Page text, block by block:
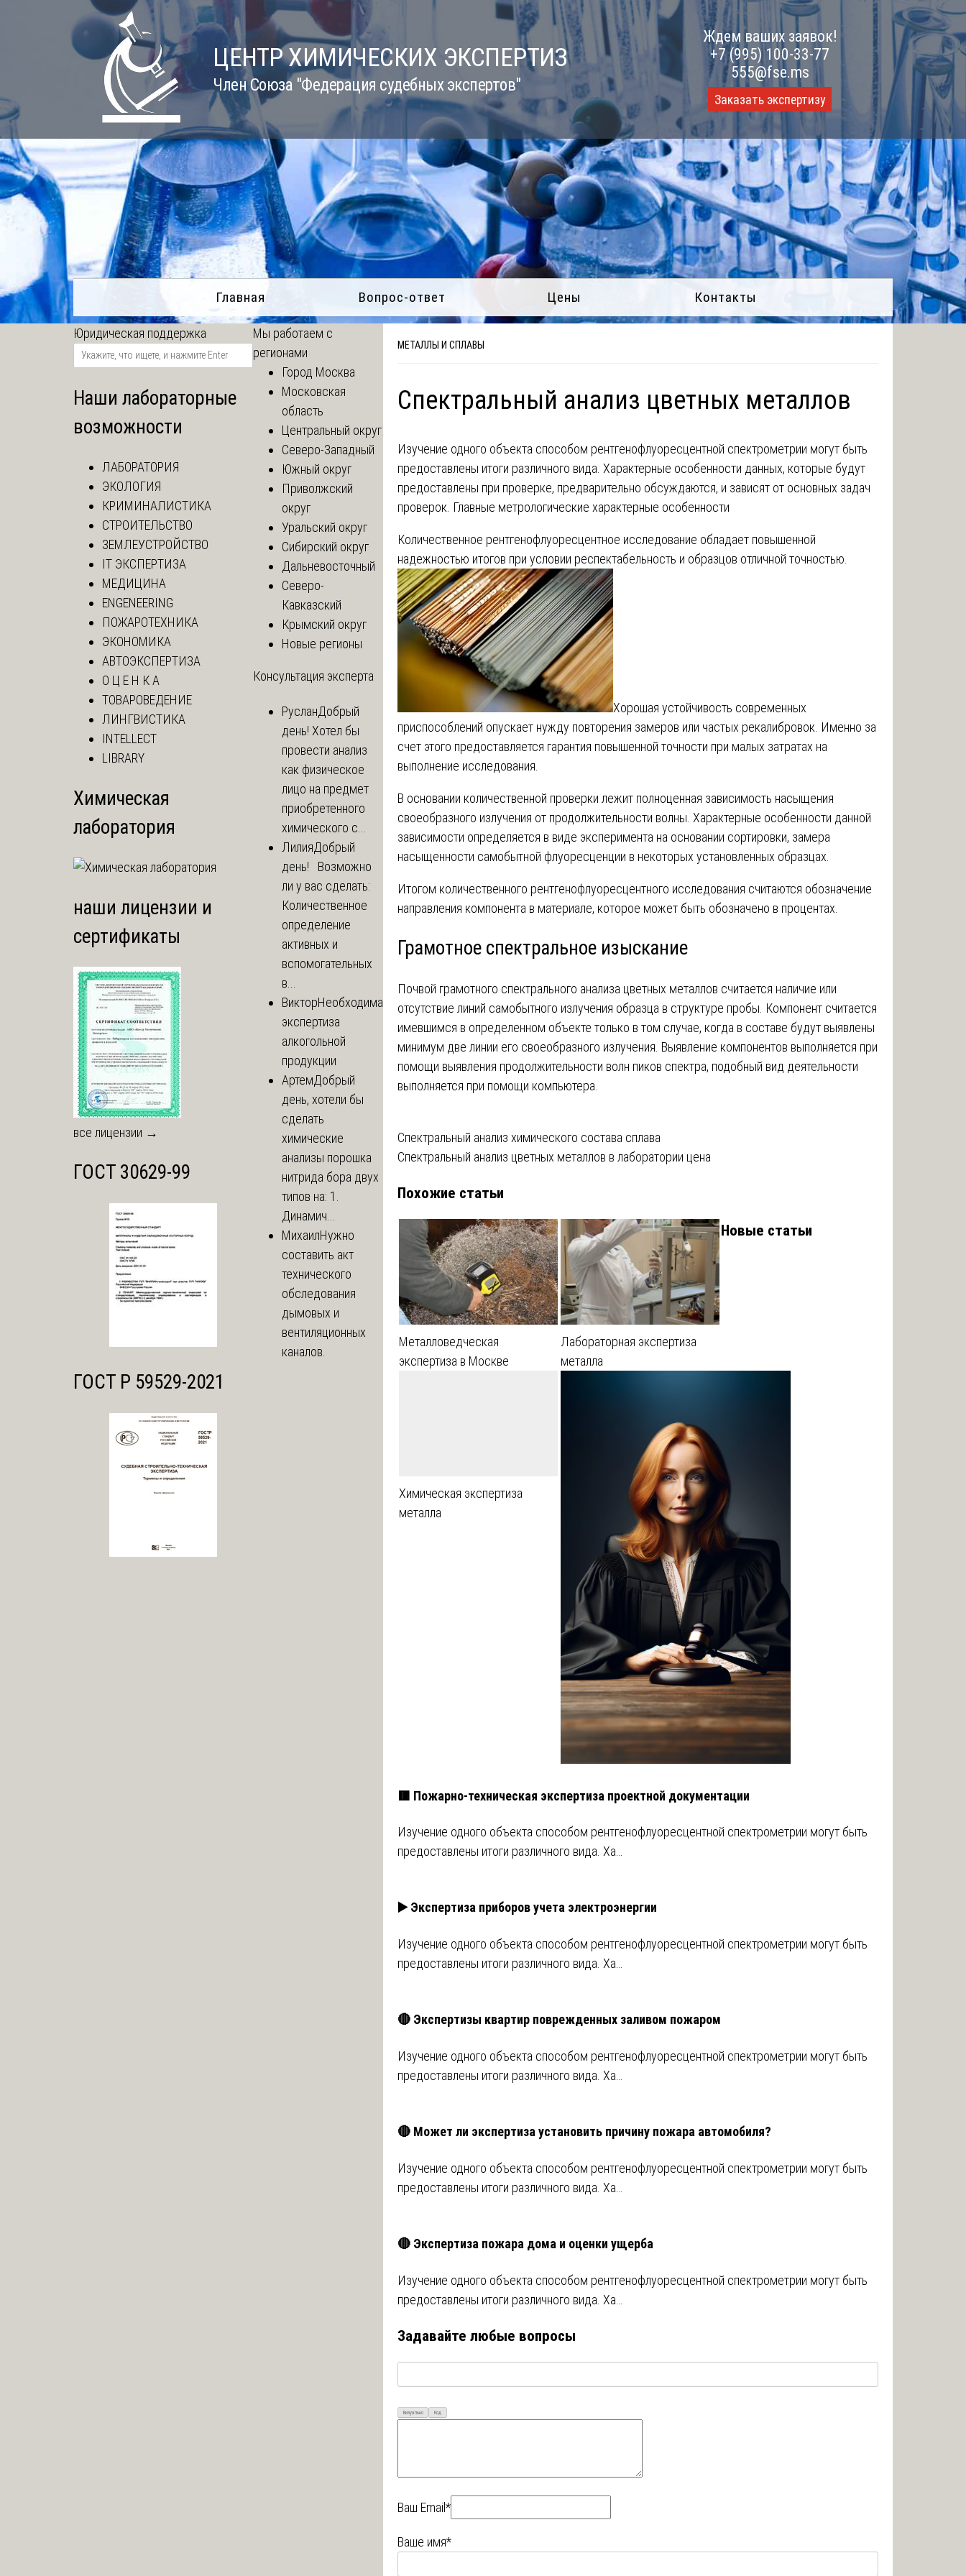
ЦЕНТР ХИМИЧЕСКИХ ЭКСПЕРТИЗ
Член Союза "Федерация судебных экспертов"
Ждем ваших заявок!
+7 (995) 100-33-77
555@fse.ms
Заказать экспертизу
Главная Вопрос-ответ Цены Контакты
МЕТАЛЛЫ И СПЛАВЫ
Спектральный анализ цветных металлов
Изучение одного объекта способом рентгенофлуоресцентной спектрометрии могут быть
предоставлены итоги различного вида. Характерные особенности данных, которые будут
предоставлены при проверке, предварительно обсуждаются, и зависят от основных задач
проверок. Главные метрологические характерные особенности
Количественное рентгенофлуоресцентное исследование обладает повышенной
надежностью итогов при условии респектабельность и образцов отличной точностью.
Хорошая устойчивость современных
приспособлений опускает нужду повторения замеров или частых рекалибровок. Именно за
счет этого предоставляется гарантия повышенной точности при малых затратах на
выполнение исследования.
В основании количественной проверки лежит полноценная зависимость насыщения
своеобразного излучения от продолжительности волны. Характерные особенности данной
зависимости определяется в виде эксперимента на основании сортировки, замера
насыщенности самобытной флуоресценции в некоторых установленных образцах.
Итогом количественного рентгенофлуоресцентного исследования считаются обозначение
направления компонента в материале, которое может быть обозначено в процентах.
Грамотное спектральное изыскание
Почвой грамотного спектрального анализа цветных металлов считается наличие или
отсутствие линий самобытного излучения образца в структуре пробы. Компонент считается
имевшимся в определенном объекте только в том случае, когда в составе будут выявлены
минимум две линии его своеобразного излучения. Выявление компонентов выполняется при
помощи выявления продолжительности волн пиков спектра, подобный вид деятельности
выполняется при помощи компьютера.
Навигация
записям
Спектральный анализ химического состава сплава
Спектральный анализ цветных металлов в лаборатории цена
Похожие статьи
Металловедческая
экспертиза в Москве
Лабораторная экспертиза
металла
Химическая экспертиза
металла
Новые статьи
🟥 Пожарно-техническая экспертиза проектной документации
Изучение одного объекта способом рентгенофлуоресцентной спектрометрии могут быть
предоставлены итоги различного вида. Ха…
▶️ Экспертиза приборов учета электроэнергии
Изучение одного объекта способом рентгенофлуоресцентной спектрометрии могут быть
предоставлены итоги различного вида. Ха…
🔴 Экспертизы квартир поврежденных заливом пожаром
Изучение одного объекта способом рентгенофлуоресцентной спектрометрии могут быть
предоставлены итоги различного вида. Ха…
🔴 Может ли экспертиза установить причину пожара автомобиля?
Изучение одного объекта способом рентгенофлуоресцентной спектрометрии могут быть
предоставлены итоги различного вида. Ха…
🔴 Экспертиза пожара дома и оценки ущерба
Изучение одного объекта способом рентгенофлуоресцентной спектрометрии могут быть
предоставлены итоги различного вида. Ха…
Задавайте любые вопросы
Визуально Код
Ваш Email*
Ваше имя*
Юридическая поддержка
Наши лабораторные
возможности
ЛАБОРАТОРИЯ
ЭКОЛОГИЯ
КРИМИНАЛИСТИКА
СТРОИТЕЛЬСТВО
ЗЕМЛЕУСТРОЙСТВО
IT ЭКСПЕРТИЗА
МЕДИЦИНА
ENGENEERING
ПОЖАРОТЕХНИКА
ЭКОНОМИКА
АВТОЭКСПЕРТИЗА
О Ц Е Н К А
ТОВАРОВЕДЕНИЕ
ЛИНГВИСТИКА
INTELLECT
LIBRARY
Химическая
лаборатория
наши лицензии и
сертификаты
все лицензии →
ГОСТ 30629-99
ГОСТ Р 59529-2021
Мы работаем с
регионами
Город Москва
Московская
область
Центральный округ
Северо-Западный
Южный округ
Приволжский
округ
Уральский округ
Сибирский округ
Дальневосточный
Северо-
Кавказский
Крымский округ
Новые регионы
Консультация эксперта
РусланДобрый
день! Хотел бы
провести анализ
как физическое
лицо на предмет
приобретенного
химического с...
ЛилияДобрый
день! Возможно
ли у вас сделать:
Количественное
определение
активных и
вспомогательных
в...
ВикторНеобходима
экспертиза
алкогольной
продукции
АртемДобрый
день, хотели бы
сделать
химические
анализы порошка
нитрида бора двух
типов на: 1.
Динамич...
МихаилНужно
составить акт
технического
обследования
дымовых и
вентиляционных
каналов.